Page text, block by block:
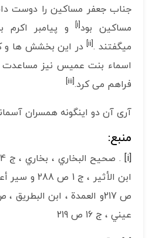
جناب جعفر مساکین را دوست
مساکین بود و پیامبر اکرم
میگفتند . در این بخشش ها و
اسماء بنت عمیس نیز مساعدت
فراهم می کرد.
آری آن دو اینگونه همسران
منبع:
[i]
عيني ، ج 16 ص 219